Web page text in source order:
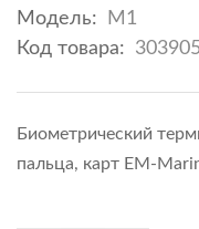
Модель:
M1
Код товара:
Биометрический
пальца, карт EM-